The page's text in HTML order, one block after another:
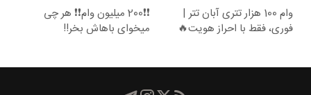
وام 100 هزار تتری آبان تتر |
فوری، فقط با احراز هویت🔥
❗❗200 میلیون وام❗❗ هر چی
میخوای باهاش بخر!!